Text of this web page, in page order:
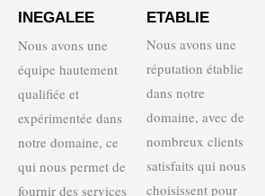
INEGALEE
Nous avons une
équipe hautement
qualifiée et
expérimentée dans
notre domaine, ce
qui nous permet de
fournir des services
ETABLIE
Nous avons une
réputation établie
dans notre
domaine, avec de
nombreux clients
satisfaits qui nous
choisissent pour